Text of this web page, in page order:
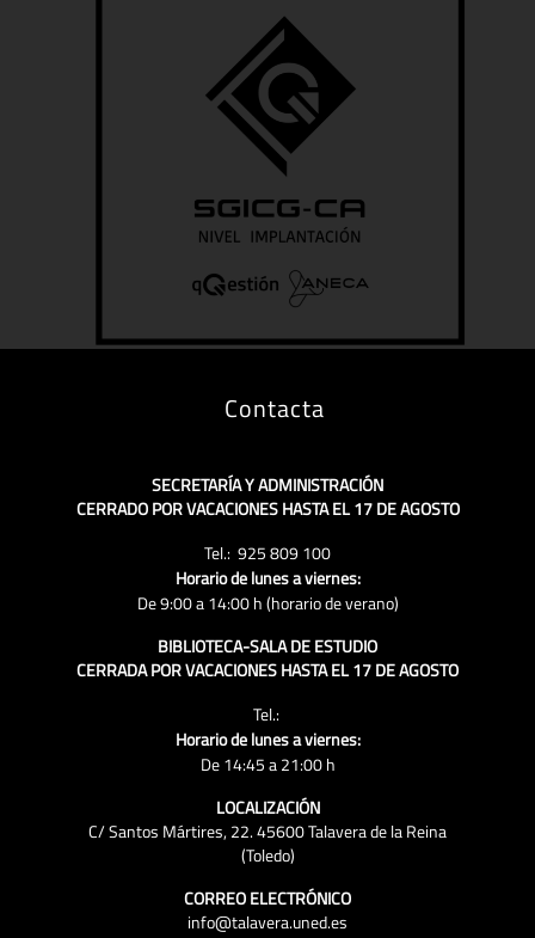
Contacta
SECRETARÍA Y ADMINISTRACIÓN
CERRADO POR VACACIONES HASTA EL 17 DE AGOSTO
Tel.: 925 809 100
Horario de lunes a viernes:
De 9:00 a 14:00 h (horario de verano)
BIBLIOTECA-SALA DE ESTUDIO
CERRADA POR VACACIONES HASTA EL 17 DE AGOSTO
Tel.:
Horario de lunes a viernes:
De 14:45 a 21:00 h
LOCALIZACIÓN
C/ Santos Mártires, 22. 45600 Talavera de la Reina
(Toledo)
CORREO ELECTRÓNICO
info@talavera.uned.es